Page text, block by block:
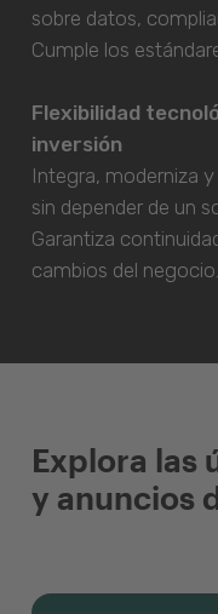
sobre datos,
Cumple los
Flexibilidad
inversión
Integra, moderniza
sin depender de un
Garantiza
cambios del negocio.
Explora las
y anuncios